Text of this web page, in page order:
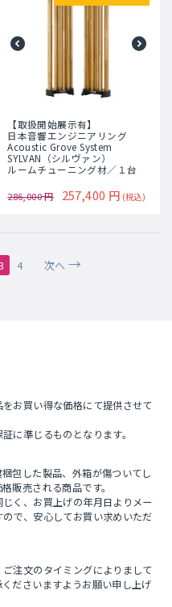
【取扱開始展示有】
日本音響エンジニアリング
Acoustic Grove System
SYLVAN（シルヴァン）
ルームチューニング材／１台
286,000 円 257,400 円 (税込)
4 次へ
お買い得な価格にて提供させて
に準じるものとなります。
包した製品、外箱が傷ついてし
販売される商品です。
く、お買上げの年月日よりメー
で、安心してお買い求めいただ
注文のタイミングによりまして
ださいますようお願い申し上げ